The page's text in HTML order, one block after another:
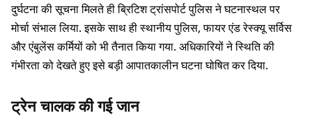
दुर्घटना की सूचना मिलते ही ब्रिटिश ट्रांसपोर्ट पुलिस ने घटनास्थल पर
मोर्चा संभाल लिया. इसके साथ ही स्थानीय पुलिस, फायर एंड रेस्क्यू सर्विस
और एंबुलेंस कर्मियों को भी तैनात किया गया. अधिकारियों ने स्थिति की
गंभीरता को देखते हुए इसे बड़ी आपातकालीन घटना घोषित कर दिया.
ट्रेन चालक की गई जान